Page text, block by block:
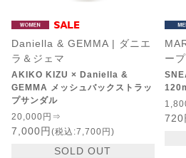
Daniella & GEMMA | ダニエ
ラ＆ジェマ
AKIKO KIZU × Daniella &
GEMMA メッシュバックストラッ
プサンダル
20,000円⇒
7,000円 (税込:7,700円)
SOLD OUT
ー
720